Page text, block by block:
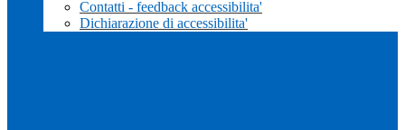
Contatti - feedback accessibilita'
Dichiarazione di accessibilita'